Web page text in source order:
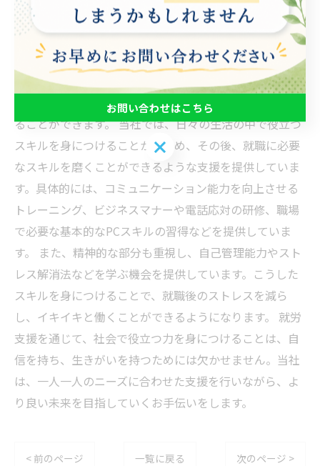
社会で役立つ力という言葉には、様々な要素が含まれて
います。例えば、基本的なマナーやコミュニケーション
能力、仕事に必要なスキルや知識、そして自己管理能力
などです。これらの力を身につけることで、就労支援を
受けた方々は社会で自立して生きるための力を身につけ
ることができます。 当社では、日々の生活の中で役立つ
スキルを身につけることから始め、その後、就職に必要
なスキルを磨くことができるような支援を提供していま
す。具体的には、コミュニケーション能力を向上させる
トレーニング、ビジネスマナーや電話応対の研修、職場
で必要な基本的なPCスキルの習得などを提供していま
す。 また、精神的な部分も重視し、自己管理能力やスト
レス解消法などを学ぶ機会を提供しています。こうした
スキルを身につけることで、就職後のストレスを減ら
し、イキイキと働くことができるようになります。 就労
支援を通じて、社会で役立つ力を身につけることは、自
信を持ち、生きがいを持つためには欠かせません。当社
は、一人一人のニーズに合わせた支援を行いながら、よ
り良い未来を目指していくお手伝いをします。
< 前のページ 一覧に戻る 次のページ >
お問い合わせはこちら
お問い合わせはこちら